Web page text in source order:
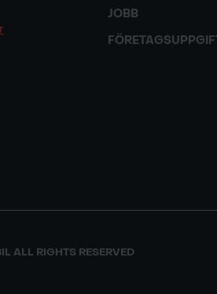
JOBB
ALL RIGHTS RESERVED